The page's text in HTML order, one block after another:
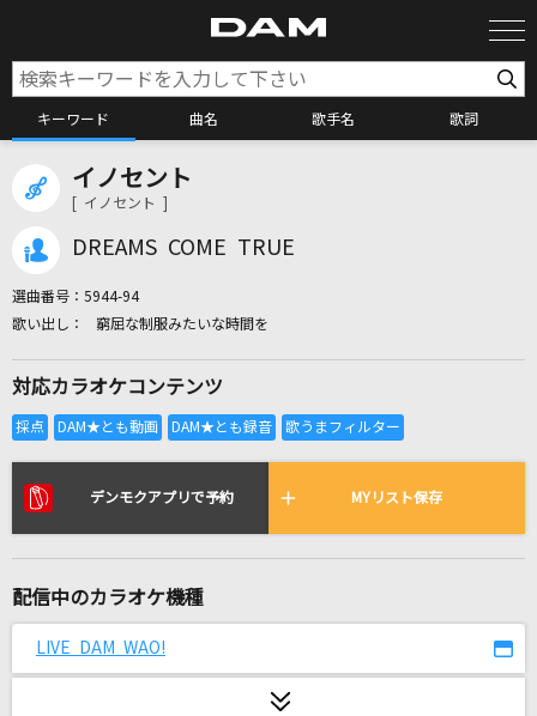
キーワード 曲名 歌手名 歌詞
全国りれき
リアルタイムで歌われている曲の一覧
六兆年と一夜物語
イノセント
[ イノセント ]
DREAMS COME TRUE
選曲番号： 5944-94
窮屈な制服みたいな時間を
対応カラオケコンテンツ
デンモクアプリで予約 MYリスト保存
配信中のカラオケ機種
LIVE DAM WAO!